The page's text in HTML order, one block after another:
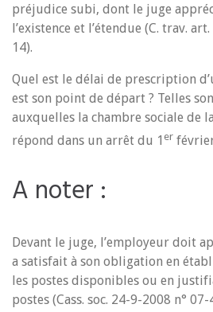
préjudice subi, dont le juge
l’existence et l’étendue (C. trav.
14).
Quel est le délai de prescription
est son point de départ ? Telles
auxquelles la chambre sociale de
répond dans un arrêt du 1 er
A noter :
Devant le juge, l’employeur doit
a satisfait à son obligation en
les postes disponibles ou en
postes (Cass. soc. 24-9-2008 n°